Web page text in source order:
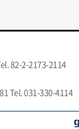
82-2-2173-2114
Tel. 031-330-4114